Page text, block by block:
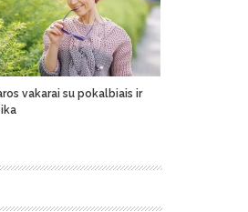
vakarai su pokalbiais ir